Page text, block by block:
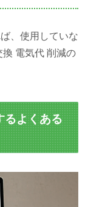
、使用していな
電気代 削減の
るよくある